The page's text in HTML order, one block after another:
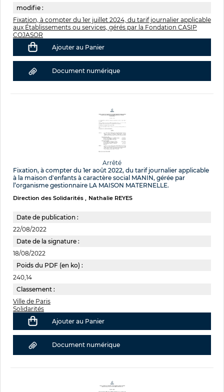
modifie :
Fixation, à compter du 1er juillet 2024, du tarif journalier applicable
aux Établissements ou services, gérés par la Fondation CASIP
COJASOR
Ajouter au Panier
Document numérique
Arrêté
Fixation, à compter du 1er août 2022, du tarif journalier applicable
à la maison d'enfants à caractère social MANIN, gérée par
l’organisme gestionnaire LA MAISON MATERNELLE.
Direction des Solidarités Nathalie REYES
Date de publication :
22/08/2022
Date de la signature :
18/08/2022
Poids du PDF (en ko) :
240,14
Classement :
Ville de Paris
Solidarités
Ajouter au Panier
Document numérique